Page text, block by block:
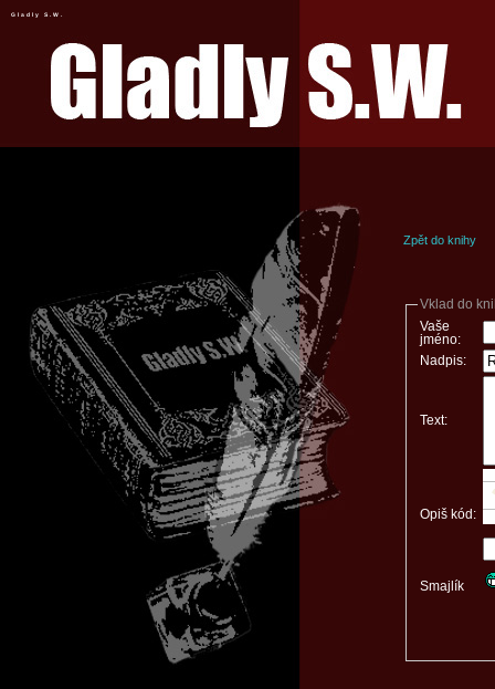
Gladly S.W.
Zpět do knihy
Vklad do
Vaše
jméno:
Nadpis:
Text:
Opiš kód:
Smajlík